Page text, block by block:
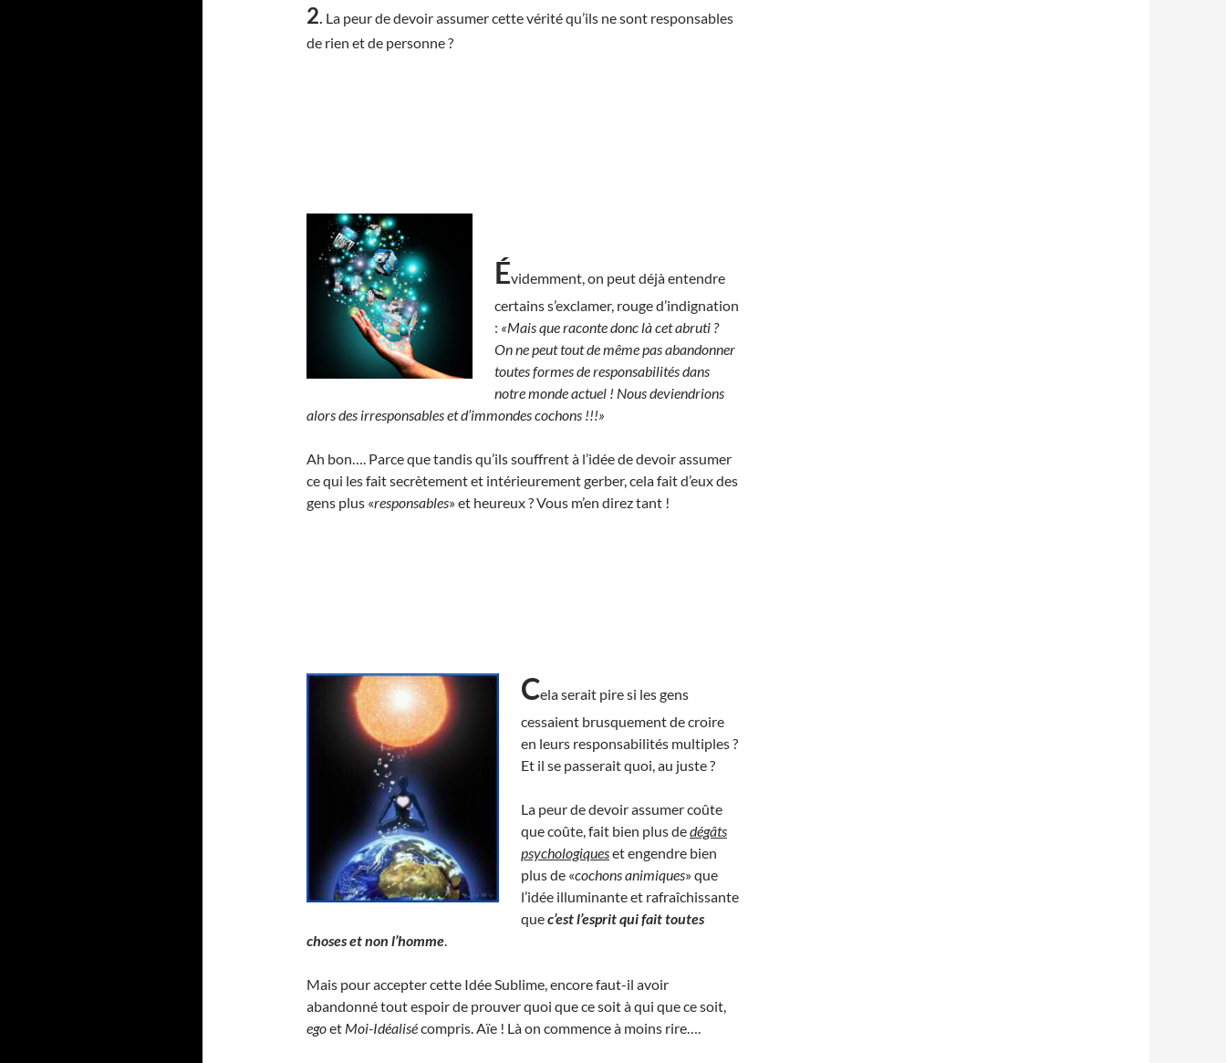
2. La peur de devoir assumer cette vérité qu’ils ne sont responsables
de rien et de personne ?
Évidemment, on peut déjà entendre
certains s’exclamer, rouge d’indignation
: «Mais que raconte donc là cet abruti ?
On ne peut tout de même pas abandonner
toutes formes de responsabilités dans
notre monde actuel ! Nous deviendrions
alors des irresponsables et d’immondes cochons !!!»
Ah bon…. Parce que tandis qu’ils souffrent à l’idée de devoir assumer
ce qui les fait secrètement et intérieurement gerber, cela fait d’eux des
gens plus «responsables» et heureux ? Vous m’en direz tant !
Cela serait pire si les gens
cessaient brusquement de croire
en leurs responsabilités multiples ?
Et il se passerait quoi, au juste ?
La peur de devoir assumer coûte
que coûte, fait bien plus dedégâts
psychologiqueset engendre bien
plus de «cochons animiques» que
l’idée illuminante et rafraîchissante
quec’est l’esprit qui fait toutes
choses et non l’homme.
Mais pour accepter cette Idée Sublime, encore faut-il avoir
abandonné tout espoir de prouver quoi que ce soit à qui que ce soit,
egoet Moi-Idéalisécompris. Aïe ! Là on commence à moins rire….